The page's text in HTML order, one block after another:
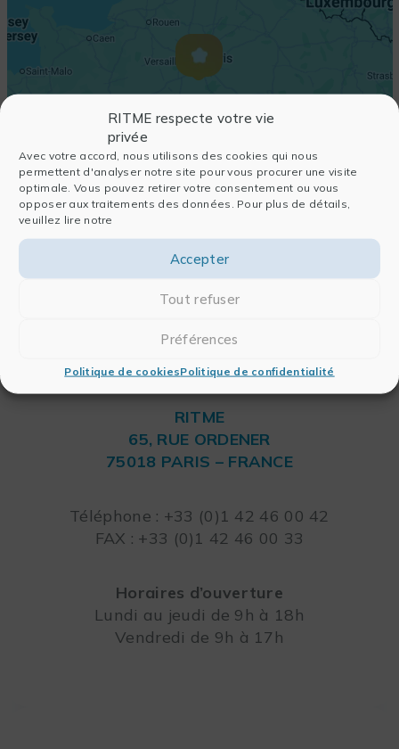
RITME respecte votre vie
privée
Avec votre accord, nous utilisons des cookies qui nous
permettent d'analyser notre site pour vous procurer une visite
optimale. Vous pouvez retirer votre consentement ou vous
opposer aux traitements des données. Pour plus de détails,
veuillez lire notre
Accepter
Tout refuser
Préférences
Politique de cookiesPolitique de confidentialité
RITME
65, RUE ORDENER
75018 PARIS – FRANCE
Téléphone : +33 (0)1 42 46 00 42
FAX : +33 (0)1 42 46 00 33
Horaires d’ouverture
Lundi au jeudi de 9h à 18h
Vendredi de 9h à 17h